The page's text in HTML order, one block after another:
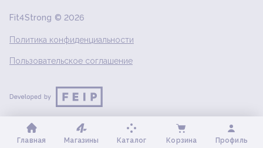
Fit4Strong © 2026
Политика конфиденциальности
Пользовательское соглашение
Главная Магазины Каталог Корзина Профиль